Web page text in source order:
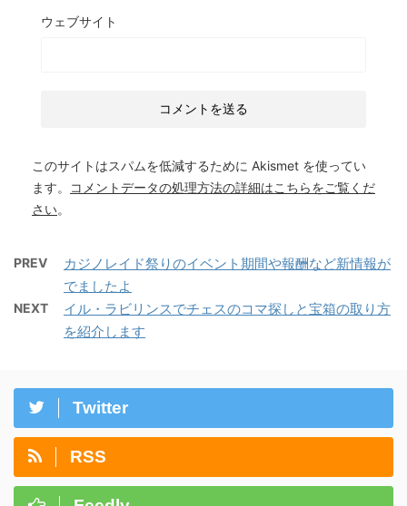
ウェブサイト
このサイトはスパムを低減するために Akismet を使ってい
ます。
コメントデータの処理方法の詳細はこちらをご覧くだ
さい。
PREV
カジノレイド祭りのイベント期間や報酬など新情報が
でましたよ
NEXT
イル・ラビリンスでチェスのコマ探しと宝箱の取り方
を紹介します
Twitter
RSS